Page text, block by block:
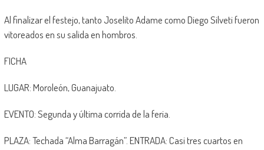
Al finalizar el festejo, tanto Joselito Adame como Diego Silveti fueron
vitoreados en su salida en hombros.
FICHA
LUGAR: Moroleón, Guanajuato.
EVENTO: Segunda y última corrida de la feria.
PLAZA: Techada “Alma Barragán”. ENTRADA: Casi tres cuartos en